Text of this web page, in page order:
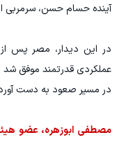
آینده حسام حسن، سرمربی
در این دیدار، مصر پس
عملکردی قدرتمند موفق شد
در مسیر صعود به دست
مصطفی ابوزهره، عضو